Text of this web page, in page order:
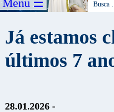
Menu ☰
Já estamos
últimos 7
28.01.2026 -